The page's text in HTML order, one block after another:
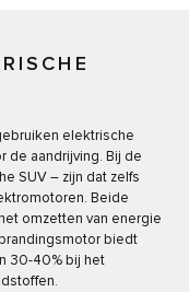
elektrische
de aandrijving. Bij de
SUV – zijn dat zelfs
Beide
omzetten van energie
biedt
30-40% bij het